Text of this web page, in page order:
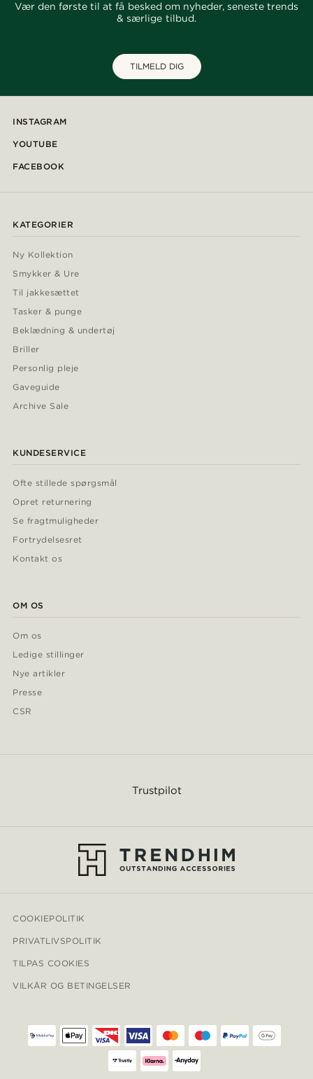
Vær den første til at få besked om nyheder, seneste trends
& særlige tilbud.
TILMELD DIG
INSTAGRAM
YOUTUBE
FACEBOOK
KATEGORIER
Ny Kollektion
Smykker & Ure
Til jakkesættet
Tasker & punge
Beklædning & undertøj
Briller
Personlig pleje
Gaveguide
Archive Sale
KUNDESERVICE
Ofte stillede spørgsmål
Opret returnering
Se fragtmuligheder
Fortrydelsesret
Kontakt os
OM OS
Om os
Ledige stillinger
Nye artikler
Presse
CSR
Trustpilot
COOKIEPOLITIK
PRIVATLIVSPOLITIK
TILPAS COOKIES
VILKÅR OG BETINGELSER